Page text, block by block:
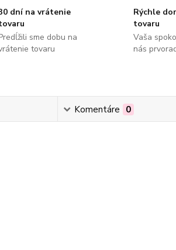
dní na vrátenie
sme dobu na
tovaru
Rýchle
tovaru
Vaša
nás
Komentáre 0